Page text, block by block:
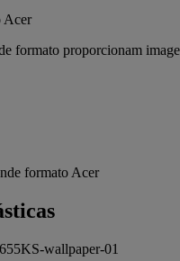
Acer
formato proporcionam
formato Acer